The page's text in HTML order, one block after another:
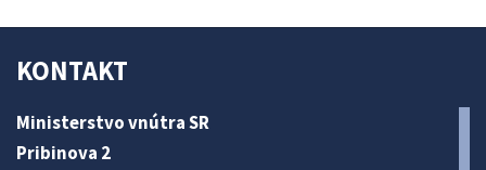
KONTAKT
Ministerstvo vnútra SR
Pribinova 2